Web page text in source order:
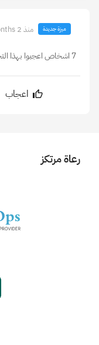
ميزة جديدة منذ 2 months
7 اشخاص اعجبوا بهذا التحديث
اعجاب
رعاة مرتكز